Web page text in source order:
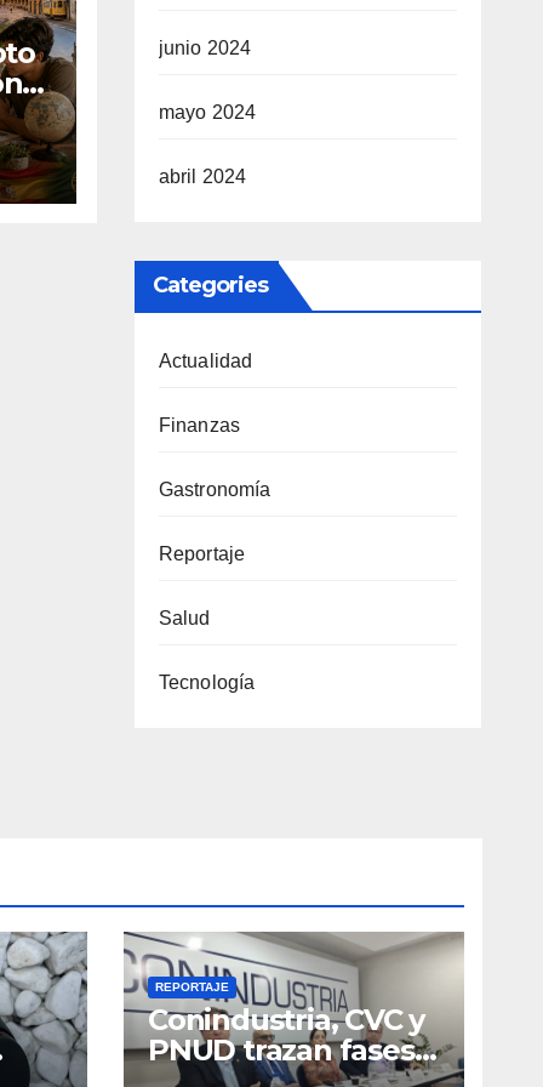
junio 2024
mayo 2024
abril 2024
Categories
Actualidad
Finanzas
Gastronomía
Reportaje
Salud
Tecnología
REPORTAJE
Conindustria, CVC y
PNUD trazan fases